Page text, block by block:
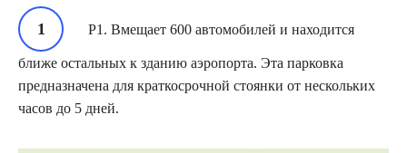
Р1. Вмещает 600 автомобилей и находится
ближе остальных к зданию аэропорта. Эта парковка
предназначена для краткосрочной стоянки от нескольких
часов до 5 дней.